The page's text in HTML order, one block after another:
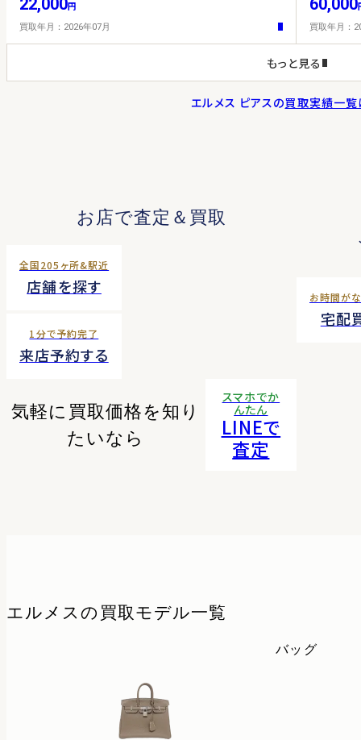
22,000円
買取年月：2026年07月
60,000
買取年月：
もっと見る
エルメス ピアスの買取実績一覧
お店で査定＆買取
全国205ヶ所&駅近
店舗を探す
1分で予約完了
来店予約する
お時間が
宅配
気軽に買取価格を知り
たいなら
スマホでか
んたん
LINEで
査定
エルメスの 買取モデル一覧
バッグ